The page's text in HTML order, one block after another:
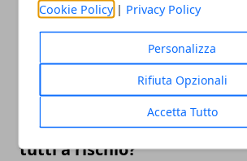
Cookie Policy | Privacy Policy
Personalizza
Rifiuta Opzionali
Accetta Tutto
Sicurezza su internet:
tutti a rischio?